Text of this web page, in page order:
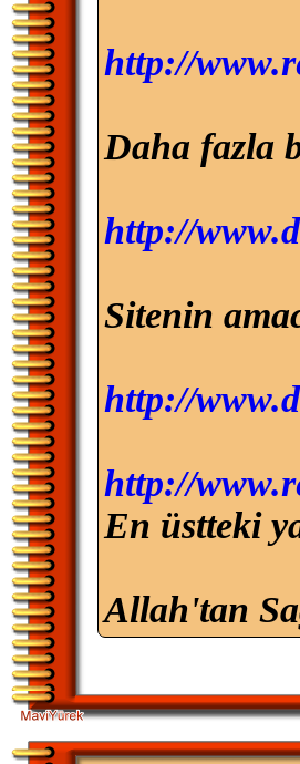
http://
Daha fazla
http://
Sitenin
http://
http://
En üstteki
Allah'tan